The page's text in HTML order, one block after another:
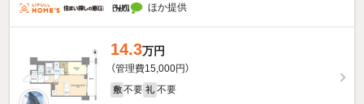
ほか提供
14.3万円
（管理費15,000円）
敷 不要 礼 不要